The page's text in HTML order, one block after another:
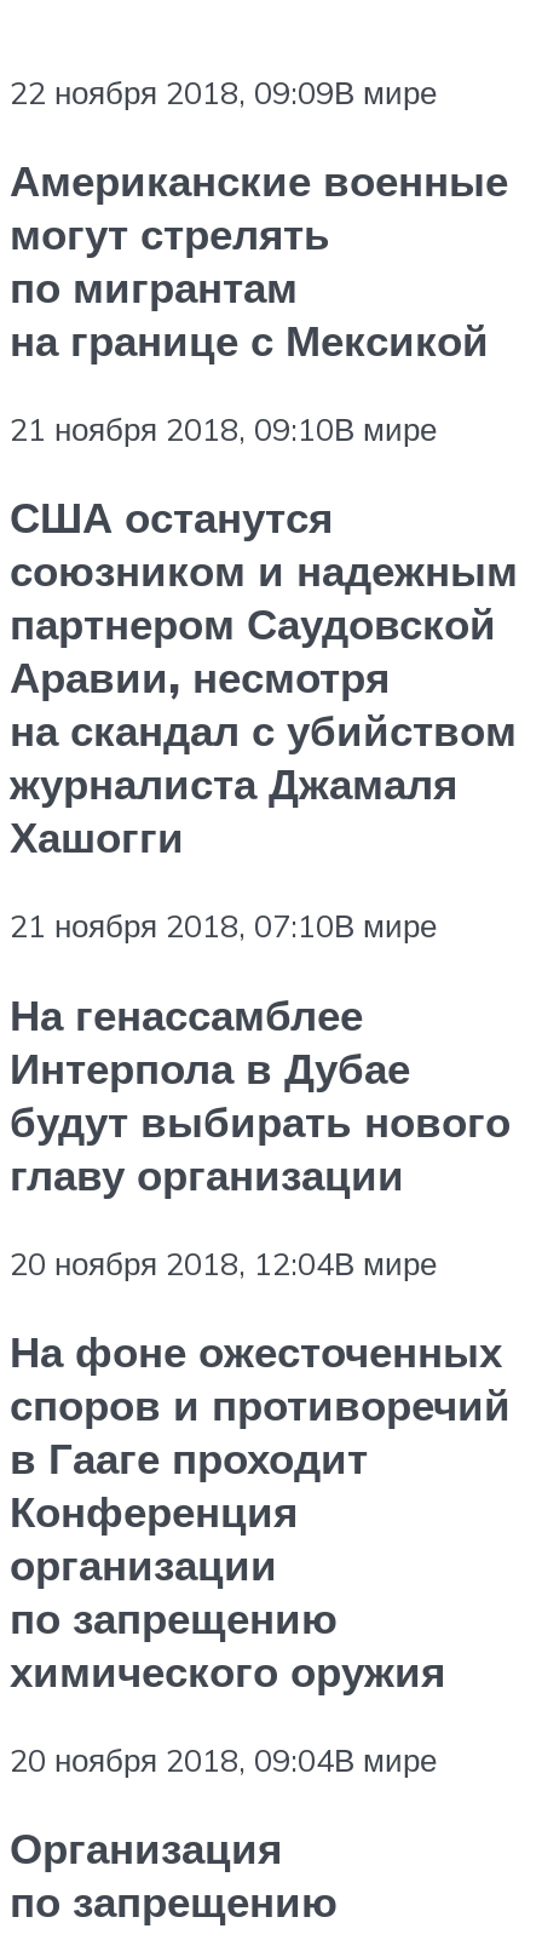
22 ноября 2018, 09:09В мире
Американские военные
могут стрелять
по мигрантам
на границе с Мексикой
21 ноября 2018, 09:10В мире
США останутся
союзником и надежным
партнером Саудовской
Аравии, несмотря
на скандал с убийством
журналиста Джамаля
Хашогги
21 ноября 2018, 07:10В мире
На генассамблее
Интерпола в Дубае
будут выбирать нового
главу организации
20 ноября 2018, 12:04В мире
На фоне ожесточенных
споров и противоречий
в Гааге проходит
Конференция
организации
по запрещению
химического оружия
20 ноября 2018, 09:04В мире
Организация
по запрещению